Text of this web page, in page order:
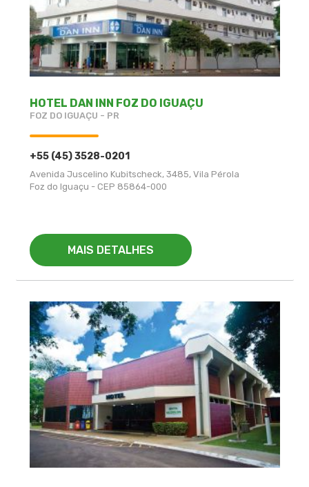
HOTEL DAN INN FOZ DO IGUAÇU
FOZ DO IGUAÇU - PR
+55 (45) 3528-0201
Avenida Juscelino Kubitscheck, 3485, Vila Pérola
Foz do Iguaçu - CEP 85864-000
MAIS DETALHES